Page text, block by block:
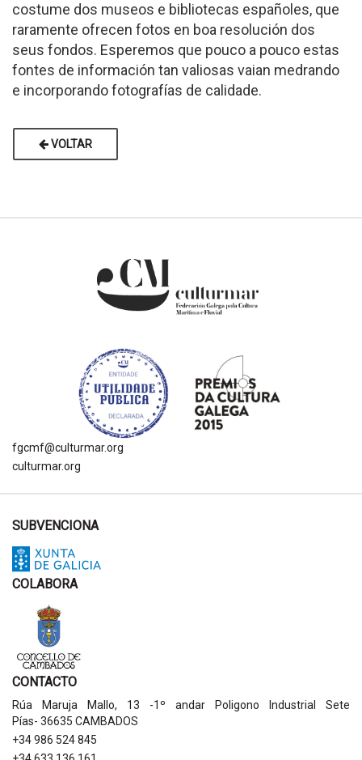
costume dos museos e bibliotecas españoles, que
raramente ofrecen fotos en boa resolución dos
seus fondos. Esperemos que pouco a pouco estas
fontes de información tan valiosas vaian medrando
e incorporando fotografías de calidade.
VOLTAR
fgcmf@culturmar.org
culturmar.org
SUBVENCIONA
COLABORA
CONTACTO
Rúa Maruja Mallo, 13 -1º andar Poligono Industrial Sete
Pías- 36635 CAMBADOS
+34 986 524 845